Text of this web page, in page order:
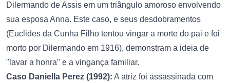
Dilermando de Assis em um triângulo amoroso envolvendo
sua esposa Anna. Este caso, e seus desdobramentos
(Euclides da Cunha Filho tentou vingar a morte do pai e foi
morto por Dilermando em 1916), demonstram a ideia de
"lavar a honra" e a vingança familiar.
Caso Daniella Perez (1992): A atriz foi assassinada com